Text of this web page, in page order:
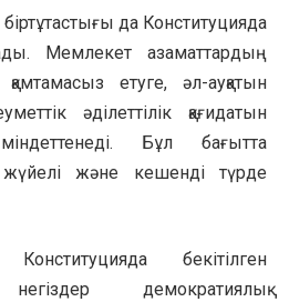
да Конституцияда
Мемлекет азаматтардың
қамтамасыз етуге, әл-ауқатын
әділеттілік қағидатын
Бұл бағытта
жүйелі және кешенді түрде
бекітілген
негіздер демократиялық